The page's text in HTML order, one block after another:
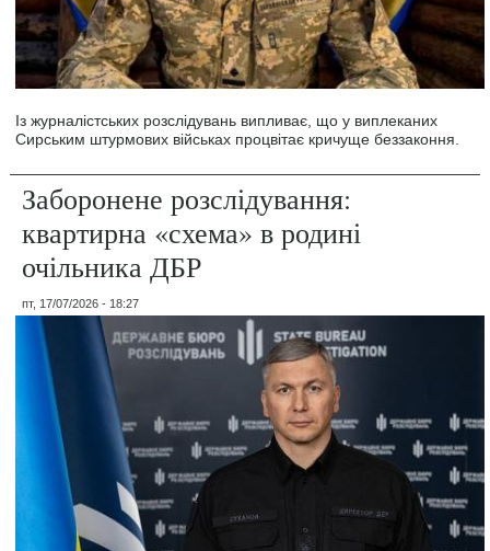
Із журналістських розслідувань випливає, що у виплеканих
Сирським штурмових військах процвітає кричуще беззаконня.
Заборонене розслідування:
квартирна «схема» в родині
очільника ДБР
пт, 17/07/2026 - 18:27